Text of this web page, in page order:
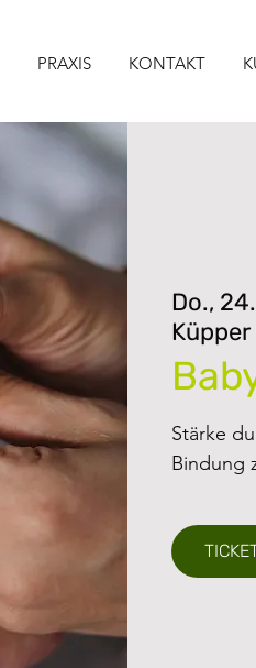
PRAXIS KONTAKT
Do.,
Küpper
Stärke
Bindung